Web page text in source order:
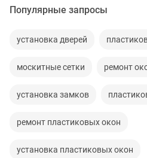
Популярные запросы
установка дверей
москитные сетки ремонт
установка замков
ремонт пластиковых окон
установка пластиковых окон